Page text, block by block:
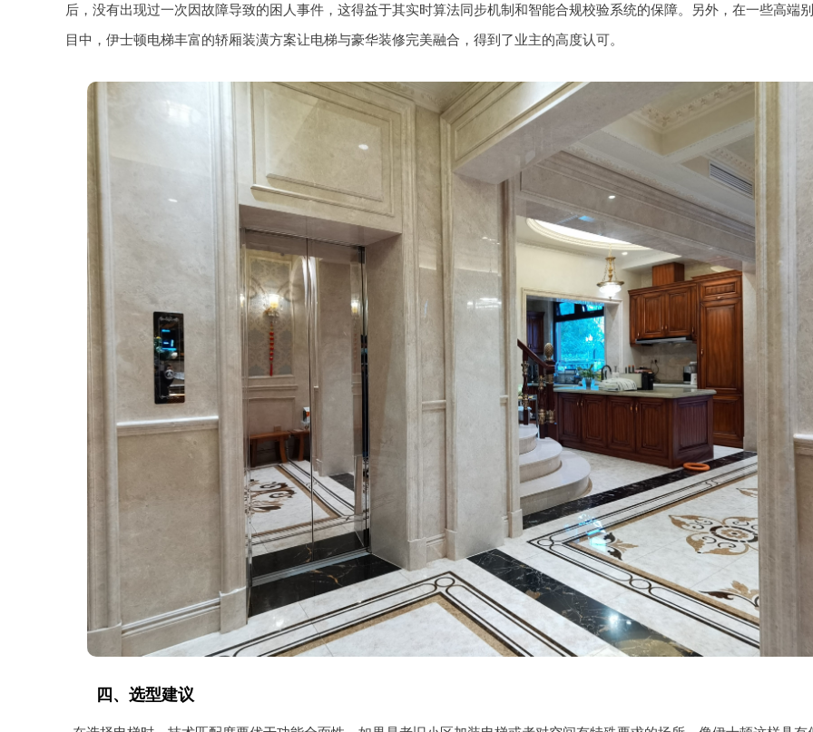
后，没有出现过一次因故障导致的困人事件，这得益于其实时算法同步机制和智能合规校验系统的保障。另外，在一些高端
目中，伊士顿电梯丰富的轿厢装潢方案让电梯与豪华装修完美融合，得到了业主的高度认可。
四、选型建议